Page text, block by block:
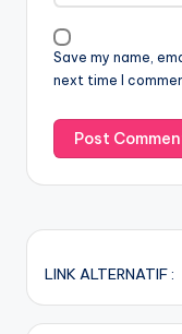
Save my name,
next time I
LINK ALTERNATIF :